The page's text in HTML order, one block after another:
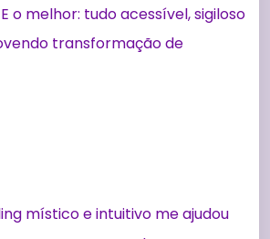
o melhor: tudo acessível, sigiloso
transformação de
místico e intuitivo me ajudou